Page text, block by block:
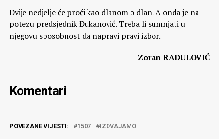
Dvije nedjelje će proći kao dlanom o dlan. A onda je na
potezu predsjednik Đukanović. Treba li sumnjati u
njegovu sposobnost da napravi pravi izbor.
Zoran RADULOVIĆ
Komentari
POVEZANE VIJESTI: 1507 IZDVAJAMO